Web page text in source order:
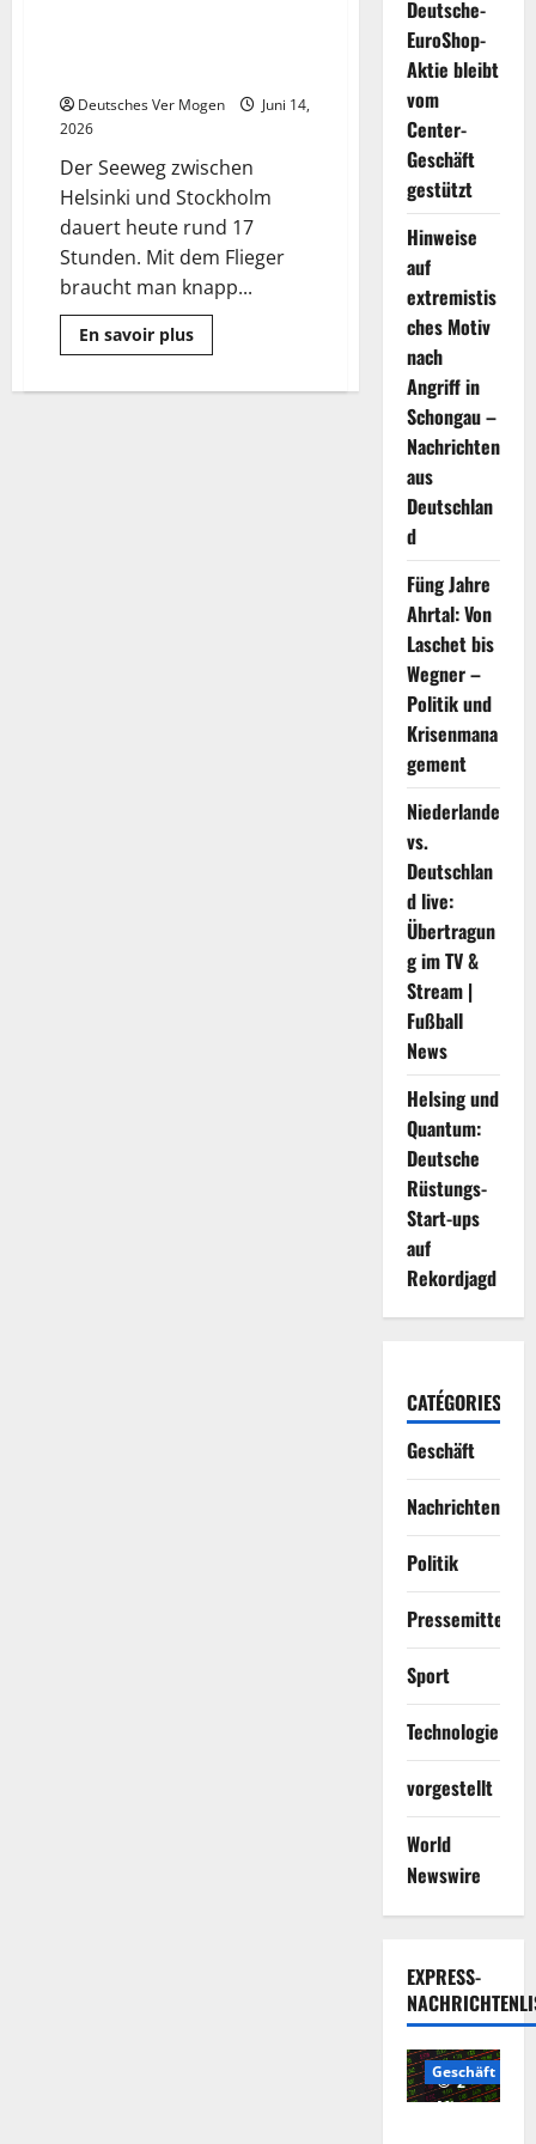
Deutsches Ver Mogen
Juni 14,
2026
Der Seeweg zwischen
Helsinki und Stockholm
dauert heute rund 17
Stunden. Mit dem Flieger
braucht man knapp...
En savoir plusMehr
Informationen
Firma
Deutsche-
EuroShop-
Aktie bleibt
vom
Center-
Geschäft
gestützt
Hinweise
auf
extremistis
ches Motiv
nach
Angriff in
Schongau –
Nachrichten
aus
Deutschlan
d
Füng Jahre
Ahrtal: Von
Laschet bis
Wegner –
Politik und
Krisenmana
gement
Niederlande
vs.
Deutschlan
d live:
Übertragun
g im TV &
Stream |
Fußball
News
Helsing und
Quantum:
Deutsche
Rüstungs-
Start-ups
auf
Rekordjagd
CATÉGORIES
Geschäft
Nachrichten
Politik
Sport
Technologie
vorgestellt
World
Newswire
EXPRESS-
2
Minuten
Geschäft